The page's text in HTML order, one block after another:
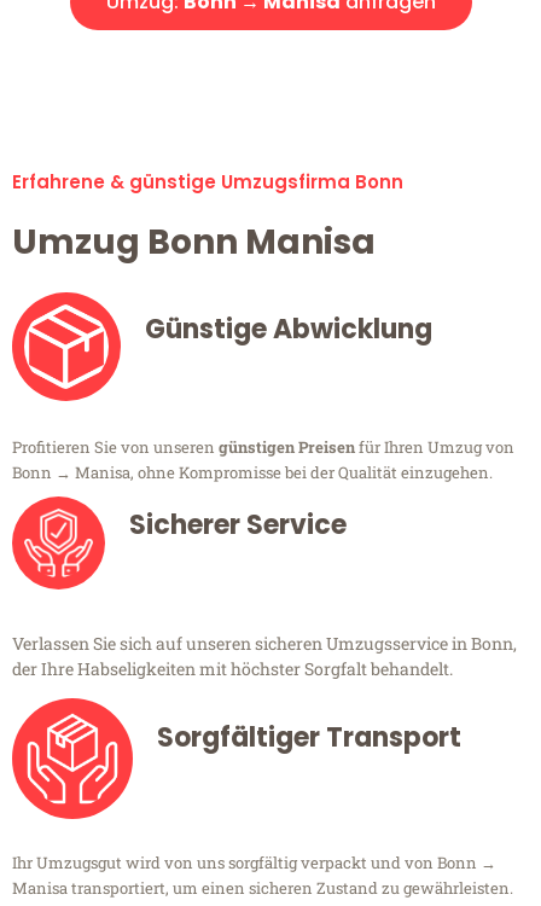
Erfahrene & günstige Umzugsfirma Bonn
Umzug Bonn Manisa
Günstige Abwicklung
Profitieren Sie von unseren günstigen Preisenfür Ihren Umzug von
Bonn → Manisa, ohne Kompromisse bei der Qualität einzugehen.
Sicherer Service
Verlassen Sie sich auf unseren sicheren Umzugsservice in Bonn,
der Ihre Habseligkeiten mit höchster Sorgfalt behandelt.
Sorgfältiger Transport
Ihr Umzugsgut wird von uns sorgfältig verpackt und von Bonn →
Manisa transportiert, um einen sicheren Zustand zu gewährleisten.